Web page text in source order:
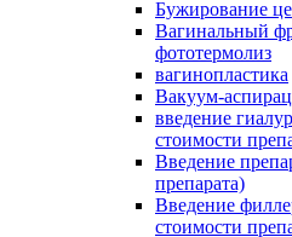
Бужирование
Вагинальный
фототермолиз
вагинопластика
Вакуум-
введение
стоимости
Введение
препарата)
Введение
стоимости